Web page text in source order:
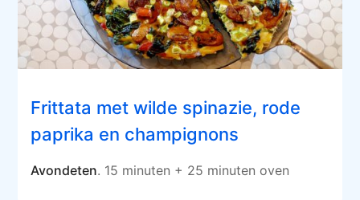
Frittata met wilde spinazie, rode
paprika en champignons
Avondeten. 15 minuten + 25 minuten oven